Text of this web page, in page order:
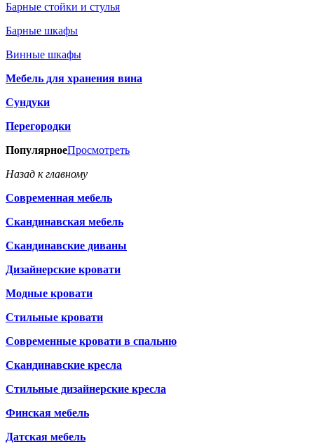
Барные стойки и стулья
Барные шкафы
Винные шкафы
Мебель для хранения вина
Сундуки
Перегородки
ПопулярноеПросмотреть
Назад к главному
Современная мебель
Скандинавская мебель
Скандинавские диваны
Дизайнерские кровати
Модные кровати
Стильные кровати
Современные кровати в спальню
Скандинавские кресла
Стильные дизайнерские кресла
Финская мебель
Датская мебель